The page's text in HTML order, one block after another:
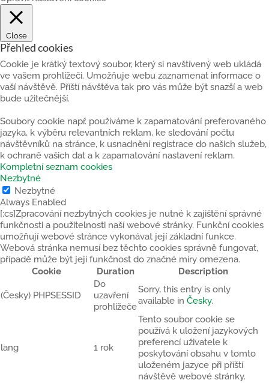
Close
Přehled cookies
Cookie je krátký textový soubor, který si navštívený web ukládá
ve vašem prohlížeči. Umožňuje webu zaznamenat informace o
vaší návštěvě. Příští návštěva tak pro vás může být snazší a web
bude užitečnější.
Soubory cookie např. používáme k zapamatování preferovaného
jazyka, k výběru relevantních reklam, ke sledování počtu
návštěvníků na stránce, k usnadnění registrace do našich služeb,
k ochraně vašich dat a k zapamatování nastavení reklam.
Kompletní seznam cookies
Nezbytné
Nezbytné
Always Enabled
[:cs]Zpracování nezbytných cookies je nutné k zajištění správné
funkčnosti a použitelnosti naší webové stránky. Funkční cookies
umožňují webové stránce vykonávat její základní funkce.
Webová stránka nemusí bez těchto cookies správně fungovat,
případě může být její funkčnost do značné míry omezena.
Cookie
Duration Description
(Česky) PHPSESSID
Do
uzavření
prohlížeče
Sorry, this entry is only
available in Česky.
lang 1 rok
Tento soubor cookie se
používá k uložení jazykových
preferencí uživatele k
poskytování obsahu v tomto
uloženém jazyce při příští
návštěvě webové stránky.